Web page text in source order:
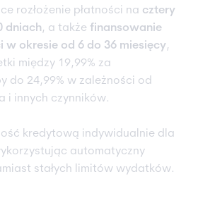
rozłożenie płatności na cztery
dniach, a także finansowanie
w okresie od 6 do 36 miesięcy,
między 19,99% za
do 24,99% w zależności od
i innych czynników.
kredytową indywidualnie dla
automatyczny
stałych limitów wydatków.